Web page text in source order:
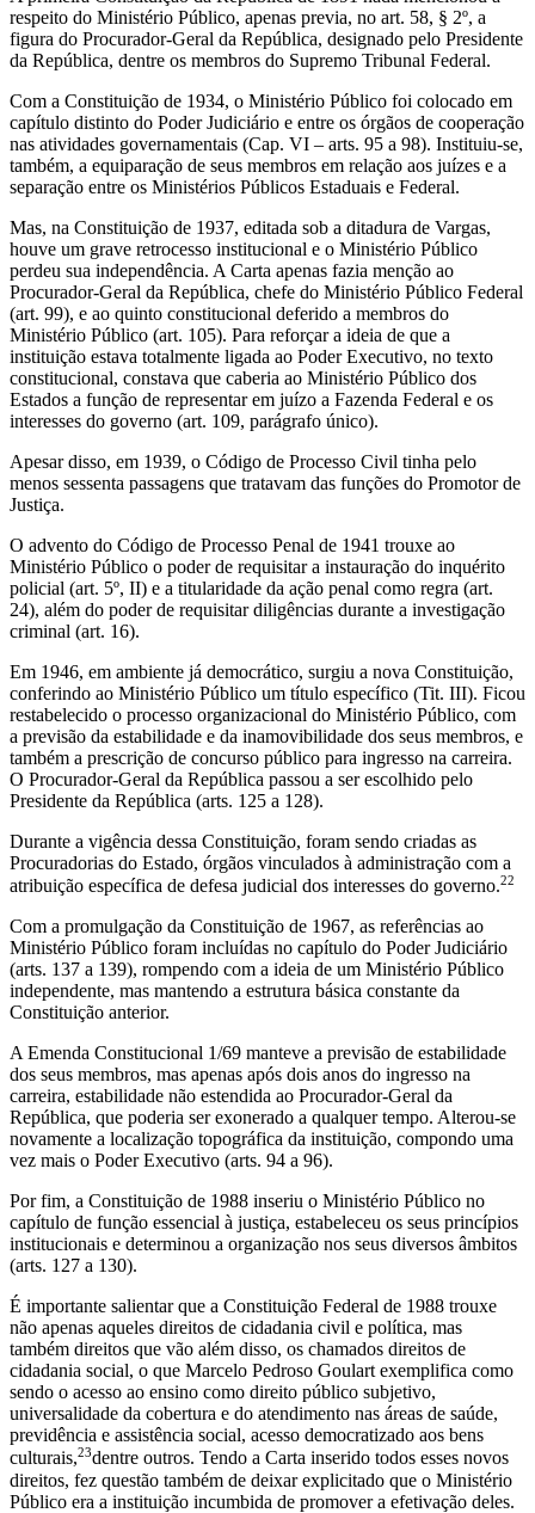
respeito do Ministério Público, apenas previa, no art. 58, § 2º, a
figura do Procurador-Geral da República, designado pelo Presidente
da República, dentre os membros do Supremo Tribunal Federal.
Com a Constituição de 1934, o Ministério Público foi colocado em
capítulo distinto do Poder Judiciário e entre os órgãos de cooperação
nas atividades governamentais (Cap. VI – arts. 95 a 98). Instituiu-se,
também, a equiparação de seus membros em relação aos juízes e a
separação entre os Ministérios Públicos Estaduais e Federal.
Mas, na Constituição de 1937, editada sob a ditadura de Vargas,
houve um grave retrocesso institucional e o Ministério Público
perdeu sua independência. A Carta apenas fazia menção ao
Procurador-Geral da República, chefe do Ministério Público Federal
(art. 99), e ao quinto constitucional deferido a membros do
Ministério Público (art. 105). Para reforçar a ideia de que a
instituição estava totalmente ligada ao Poder Executivo, no texto
constitucional, constava que caberia ao Ministério Público dos
Estados a função de representar em juízo a Fazenda Federal e os
interesses do governo (art. 109, parágrafo único).
Apesar disso, em 1939, o Código de Processo Civil tinha pelo
menos sessenta passagens que tratavam das funções do Promotor de
Justiça.
O advento do Código de Processo Penal de 1941 trouxe ao
Ministério Público o poder de requisitar a instauração do inquérito
policial (art. 5º, II) e a titularidade da ação penal como regra (art.
24), além do poder de requisitar diligências durante a investigação
criminal (art. 16).
Em 1946, em ambiente já democrático, surgiu a nova Constituição,
conferindo ao Ministério Público um título específico (Tit. III). Ficou
restabelecido o processo organizacional do Ministério Público, com
a previsão da estabilidade e da inamovibilidade dos seus membros, e
também a prescrição de concurso público para ingresso na carreira.
O Procurador-Geral da República passou a ser escolhido pelo
Presidente da República (arts. 125 a 128).
Durante a vigência dessa Constituição, foram sendo criadas as
Procuradorias do Estado, órgãos vinculados à administração com a
atribuição específica de defesa judicial dos interesses do governo.22
Com a promulgação da Constituição de 1967, as referências ao
Ministério Público foram incluídas no capítulo do Poder Judiciário
(arts. 137 a 139), rompendo com a ideia de um Ministério Público
independente, mas mantendo a estrutura básica constante da
Constituição anterior.
A Emenda Constitucional 1/69 manteve a previsão de estabilidade
dos seus membros, mas apenas após dois anos do ingresso na
carreira, estabilidade não estendida ao Procurador-Geral da
República, que poderia ser exonerado a qualquer tempo. Alterou-se
novamente a localização topográfica da instituição, compondo uma
vez mais o Poder Executivo (arts. 94 a 96).
Por fim, a Constituição de 1988 inseriu o Ministério Público no
capítulo de função essencial à justiça, estabeleceu os seus princípios
institucionais e determinou a organização nos seus diversos âmbitos
(arts. 127 a 130).
É importante salientar que a Constituição Federal de 1988 trouxe
não apenas aqueles direitos de cidadania civil e política, mas
também direitos que vão além disso, os chamados direitos de
cidadania social, o que Marcelo Pedroso Goulart exemplifica como
sendo o acesso ao ensino como direito público subjetivo,
universalidade da cobertura e do atendimento nas áreas de saúde,
previdência e assistência social, acesso democratizado aos bens
culturais,23dentre outros. Tendo a Carta inserido todos esses novos
direitos, fez questão também de deixar explicitado que o Ministério
Público era a instituição incumbida de promover a efetivação deles.